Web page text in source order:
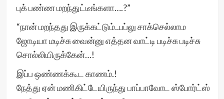
புக் பண்ண மறந்துட்டீங்களா….?”
“நான் மறந்தது இருக்கட்டும்..பப்லு சாக்செல்லாம
ஜோடியா மடிச்சு வைன்னு எத்தன வாட்டி படிச்சு படிச்சு
சொல்லியிருக்கேன்…!
இப்ப ஒண்ணக்கூட காணம்.!
நேத்து ஏன் மணிகிட்டேயிருந்து பாப்பாவோட ஸ்போர்ட்ஸ்